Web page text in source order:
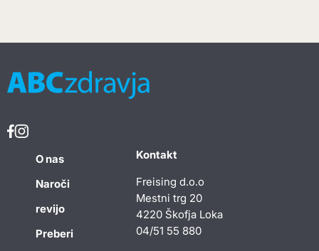
O nas
Naroči
revijo
Preberi
Kontakt
Freising d.o.o
Mestni trg 20
4220 Škofja Loka
04/51 55 880